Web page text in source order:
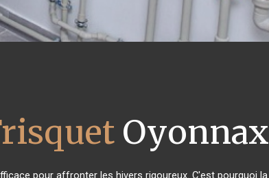
Oyonnax
pour affronter les hivers rigoureux. C'est pourquoi la